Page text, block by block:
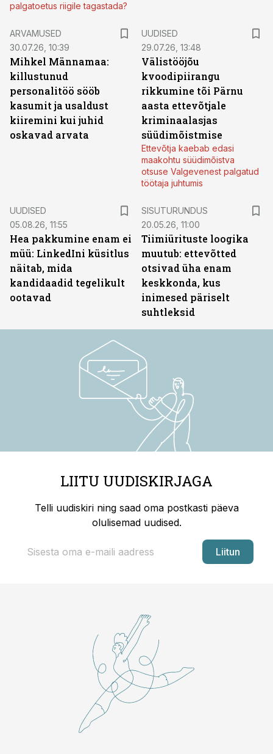
palgatoetus riigile tagastada?
ARVAMUSED
30.07.26, 10:39
Mihkel Männamaa:
killustunud
personalitöö sööb
kasumit ja usaldust
kiiremini kui juhid
oskavad arvata
UUDISED
29.07.26, 13:48
Välistööjõu
kvoodipiirangu
rikkumine tõi Pärnu
aasta ettevõtjale
kriminaalasjas
süüdimõistmise
Ettevõtja kaebab edasi
maakohtu süüdimõistva
otsuse Valgevenest palgatud
töötaja juhtumis
UUDISED
05.08.26, 11:55
Hea pakkumine enam ei
müü: LinkedIni küsitlus
näitab, mida
kandidaadid tegelikult
ootavad
SISUTURUNDUS
20.05.26, 11:00
Tiimiürituste loogika
muutub: ettevõtted
otsivad üha enam
keskkonda, kus
inimesed päriselt
suhtleksid
LIITU UUDISKIRJAGA
Telli uudiskiri ning saad oma postkasti päeva
olulisemad uudised.
Liitun